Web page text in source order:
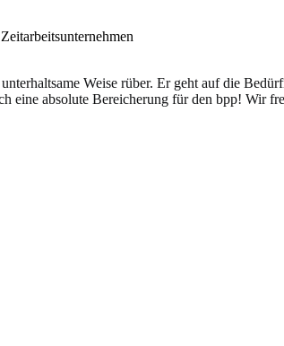
Weise rüber. Er geht auf die
eine absolute Bereicherung für den bpp! Wir